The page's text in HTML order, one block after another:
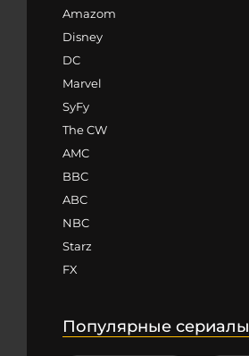
Amazom
Disney
DC
Marvel
SyFy
The CW
AMC
BBC
ABC
NBC
Starz
FX
Популярные сериалы